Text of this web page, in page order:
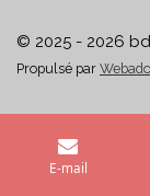
© 2025 - 2026
Propulsé par
E-mail